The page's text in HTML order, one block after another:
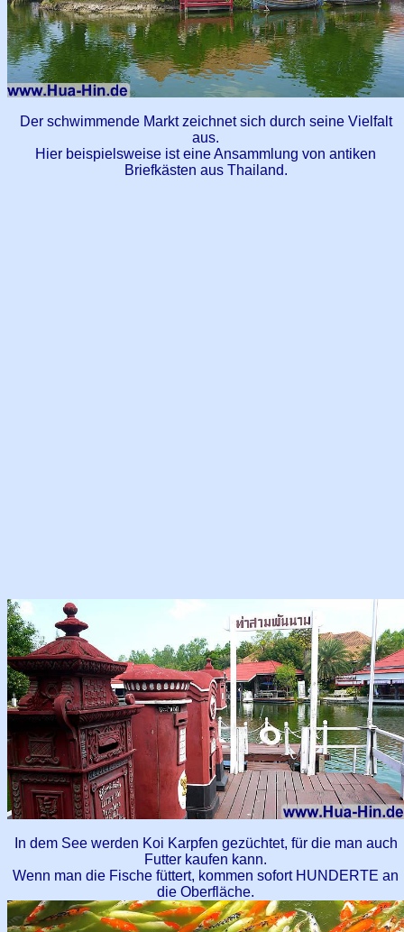
Der schwimmende Markt zeichnet sich durch seine Vielfalt
aus.
Hier beispielsweise ist eine Ansammlung von antiken
Briefkästen aus Thailand.
In dem See werden Koi Karpfen gezüchtet, für die man auch
Futter kaufen kann.
Wenn man die Fische füttert, kommen sofort HUNDERTE an
die Oberfläche.